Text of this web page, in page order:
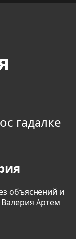
гадалке
объяснений и
Валерия Артем